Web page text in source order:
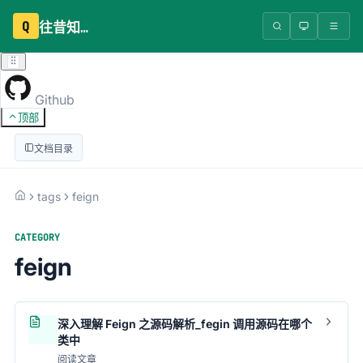
Q 往昔知识库
Github
顶部
文档目录
tags feign
CATEGORY
feign
深入理解 Feign 之源码解析_fegin 调用源码在哪个
类中
阅读文章